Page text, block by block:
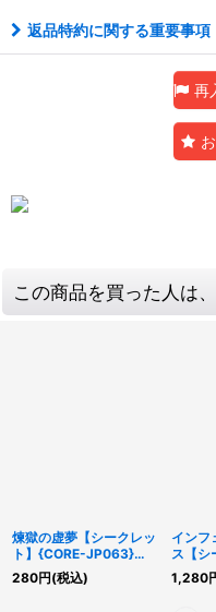
返品特約に関する重要事項
再
この商品を買った人は
煉獄の虚夢【シークレッ
ト】{CORE-JP063}
《魔法》
280円(税込)
インフ
ス【シ
ター》
1,280